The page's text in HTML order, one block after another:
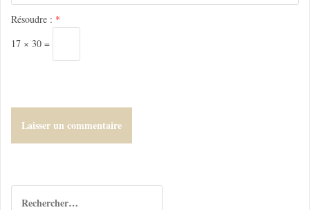
l
e
Résoudre : *
17 × 30 =